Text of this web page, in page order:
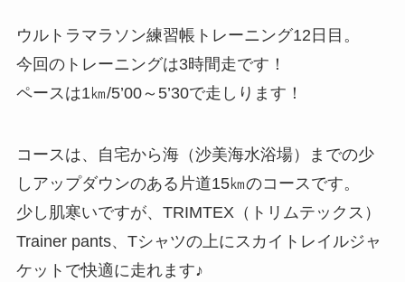
ウルトラマラソン練習帳トレーニング12日目。
今回のトレーニングは3時間走です！
ペースは1㎞/5’00～5’30で走しります！
コースは、自宅から海（沙美海水浴場）までの少
しアップダウンのある片道15㎞のコースです。
少し肌寒いですが、TRIMTEX（トリムテックス）
Trainer pants、Tシャツの上にスカイトレイルジャ
ケットで快適に走れます♪